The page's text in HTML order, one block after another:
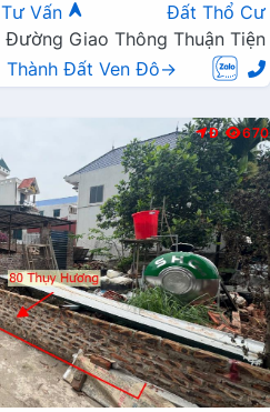
Tư Vấn
Đất Thổ Cư
Đường Giao Thông Thuận Tiện
Thành Đất Ven Đô→
Đ 670